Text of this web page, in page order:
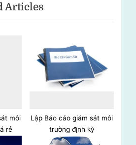
Articles
môi
rẻ
Lập Báo cáo giám sát môi
trường định kỳ